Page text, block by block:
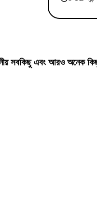
সবকিছুএবং আরও অনেক